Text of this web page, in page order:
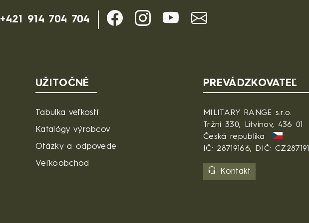
+421 914 704 704
UŽITOČNÉ
Tabulka veľkostí
Katalógy výrobcov
Otázky a odpovede
Veľkoobchod
PREVÁDZKOVATEĽ
MILITARY RANGE s.r.o.
Tržní 330, Litvínov, 436 01
Česká republika
IČ: 28719166, DIČ:
Kontakt